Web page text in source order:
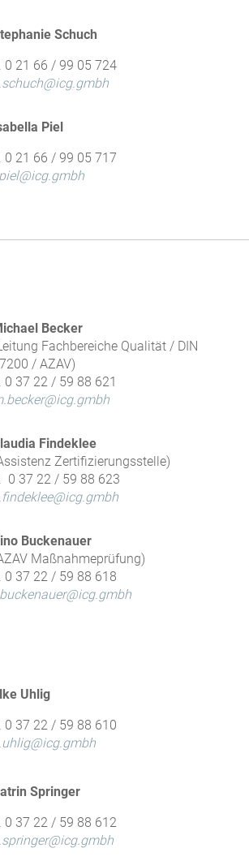
Schuch
0 21 66 / 99 05 724
Piel
0 21 66 / 99 05 717
Becker
Fachbereiche Qualität / DIN
/ AZAV)
0 37 22 / 59 88 621
Findeklee
Zertifizierungsstelle)
0 37 22 / 59 88 623
Buckenauer
Maßnahmeprüfung)
0 37 22 / 59 88 618
Uhlig
0 37 22 / 59 88 610
Springer
0 37 22 / 59 88 612